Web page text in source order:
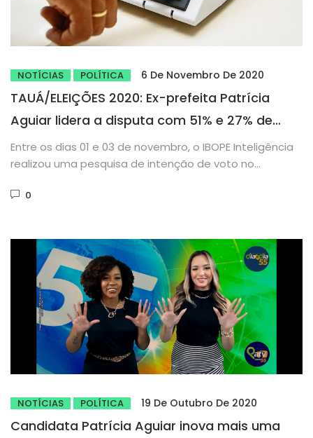
NOTÍCIAS POLÍTICA 6 De Novembro De 2020
TAUÁ/ELEIÇÕES 2020: Ex-prefeita Patrícia
Aguiar lidera a disputa com 51% e 27% de
vantagem sobre o segundo colocado
Entre os dias 01 e 03 de novembro, o IBOPE Inteligência
realizou uma pesquisa de intenção de voto no...
0
NOTÍCIAS POLÍTICA 19 De Outubro De 2020
Candidata Patrícia Aguiar inova mais uma